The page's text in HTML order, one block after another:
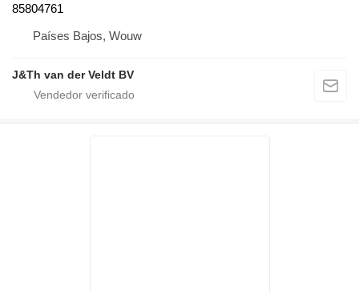
85804761
Países Bajos, Wouw
J&Th van der Veldt BV